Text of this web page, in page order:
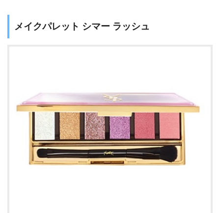
メイクパレット シマー ラッシュ